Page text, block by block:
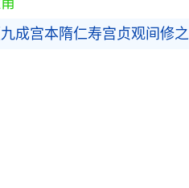
成宫本隋仁寿宫贞观间修之